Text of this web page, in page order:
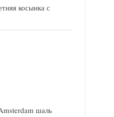
косынка с
шаль